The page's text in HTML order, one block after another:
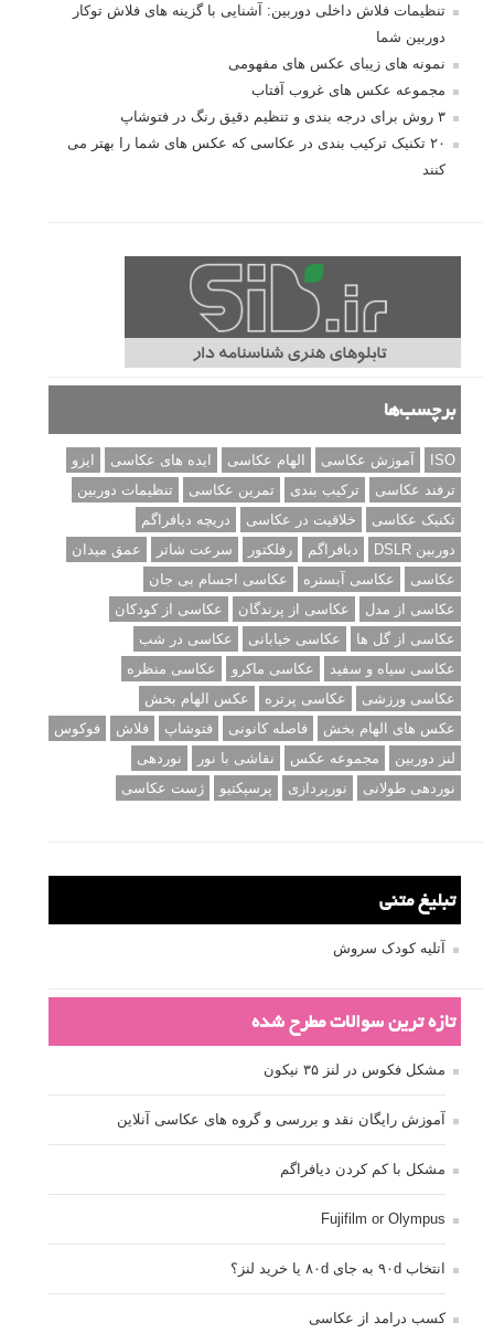
تنظیمات فلاش داخلی دوربین: آشنایی با گزینه های فلاش توکار
دوربین شما
نمونه های زیبای عکس های مفهومی
مجموعه عکس های غروب آفتاب
۳ روش برای درجه بندی و تنظیم دقیق رنگ در فتوشاپ
۲۰ تکنیک ترکیب بندی در عکاسی که عکس های شما را بهتر می
کنند
برچسب‌ها
ISO آموزش عکاسی الهام عکاسی ایده های عکاسی
ایزو
ترفند عکاسی
ترکیب بندی تمرین عکاسی
تنظیمات دوربین
تکنیک عکاسی
خلاقیت در عکاسی
دریچه دیافراگم
دوربین DSLR
دیافراگم رفلکتور سرعت شاتر
عمق میدان
عکاسی
عکاسی آبستره
عکاسی اجسام بی جان
عکاسی از مدل
عکاسی از پرندگان
عکاسی از کودکان
عکاسی از گل ها
عکاسی خیابانی
عکاسی در شب
عکاسی سیاه و سفید
عکاسی ماکرو
عکاسی منظره
عکاسی ورزشی
عکاسی پرتره
عکس الهام بخش
عکس های الهام بخش
فاصله کانونی فتوشاپ فلاش
فوکوس
لنز دوربین
مجموعه عکس نقاشی با نور
نوردهی
نوردهی طولانی
نورپردازی پرسپکتیو ژست عکاسی
تبلیغ متنی
آتلیه کودک سروش
تازه ترین سوالات مطرح شده
مشکل فکوس در لنز ۳۵ نیکون
آموزش رایگان نقد و بررسی و گروه های عکاسی آنلاین
مشکل با کم کردن دیافراگم
Fujifilm or Olympus
انتخاب ۹۰d به جای ۸۰d یا خرید لنز؟
کسب درامد از عکاسی